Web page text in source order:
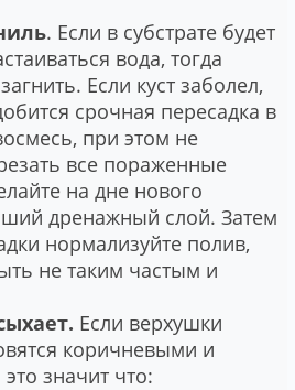
. Если в субстрате будет
вода, тогда
Если куст заболел,
срочная пересадка в
при этом не
все пораженные
на дне нового
дренажный слой. Затем
нормализуйте полив,
не таким частым и
Если верхушки
коричневыми и
значит что: